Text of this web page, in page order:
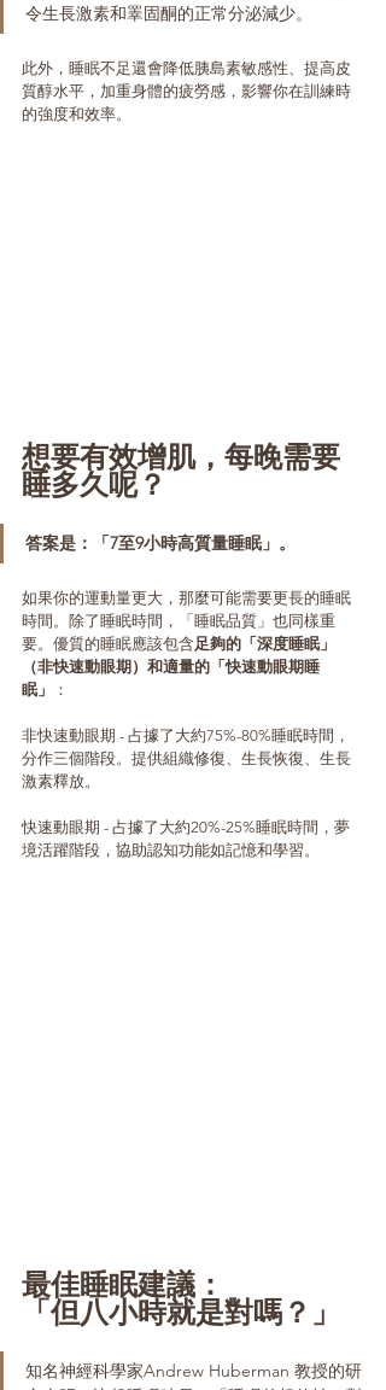
令生長激素和睪固酮的正常分泌減少。
此外，睡眠不足還會降低胰島素敏感性、提高皮
質醇水平，加重身體的疲勞感，影響你在訓練時
的強度和效率。
想要有效增肌，每晚需要
睡多久呢？
答案是：「7至9小時高質量睡眠」。
如果你的運動量更大，那麼可能需要更長的睡眠
時間。除了睡眠時間，「睡眠品質」也同樣重
要。優質的睡眠應該包含足夠的「深度睡眠」
（非快速動眼期）和適量的「快速動眼期睡
眠」
：
非快速動眼期 - 占據了大約75%-80%睡眠時間，
分作三個階段。提供組織修復、生長恢復、生長
激素釋放。
快速動眼期 - 占據了大約20%-25%睡眠時間，夢
境活躍階段，協助認知功能如記憶和學習。
最佳睡眠建議：
「但八小時就是對嗎？」
知名神經科學家Andrew Huberman 教授的研